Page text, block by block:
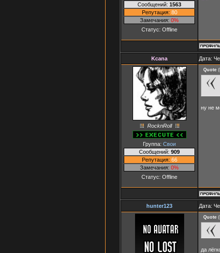
Сообщений: 1563
Репутация: 80
Замечания: 0%
Статус: Offline
Kcana Дата:
RocknRoll
Группа: Свои
Сообщений: 909
Репутация: 66
Замечания: 0%
Статус: Offline
Quote (
ну не
hunter123 Дата:
Quote (
да